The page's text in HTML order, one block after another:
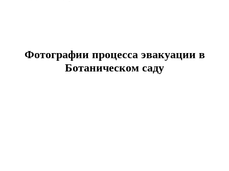
Фотографии процесса эвакуации в
Ботаническом саду